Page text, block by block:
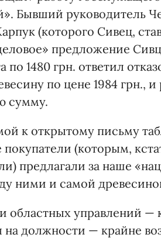
Бывший руководитель
(которого Сивец,
предложение
по 1480 грн. ответил
по цене 1984 грн.,
сумму.
к открытому письму
(которым,
предлагали за наше
ними и самой
областных управлений —
на должности — крайне